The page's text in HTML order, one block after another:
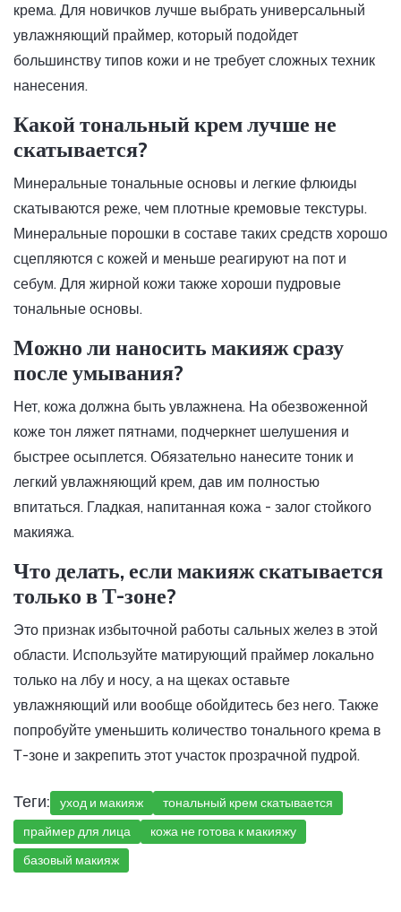
крема. Для новичков лучше выбрать универсальный
увлажняющий праймер, который подойдет
большинству типов кожи и не требует сложных техник
нанесения.
Какой тональный крем лучше не
скатывается?
Минеральные тональные основы и легкие флюиды
скатываются реже, чем плотные кремовые текстуры.
Минеральные порошки в составе таких средств хорошо
сцепляются с кожей и меньше реагируют на пот и
себум. Для жирной кожи также хороши пудровые
тональные основы.
Можно ли наносить макияж сразу
после умывания?
Нет, кожа должна быть увлажнена. На обезвоженной
коже тон ляжет пятнами, подчеркнет шелушения и
быстрее осыплется. Обязательно нанесите тоник и
легкий увлажняющий крем, дав им полностью
впитаться. Гладкая, напитанная кожа - залог стойкого
макияжа.
Что делать, если макияж скатывается
только в Т-зоне?
Это признак избыточной работы сальных желез в этой
области. Используйте матирующий праймер локально
только на лбу и носу, а на щеках оставьте
увлажняющий или вообще обойдитесь без него. Также
попробуйте уменьшить количество тонального крема в
Т-зоне и закрепить этот участок прозрачной пудрой.
Теги: уход и макияж
тональный крем скатывается
праймер для лица
кожа не готова к макияжу
базовый макияж